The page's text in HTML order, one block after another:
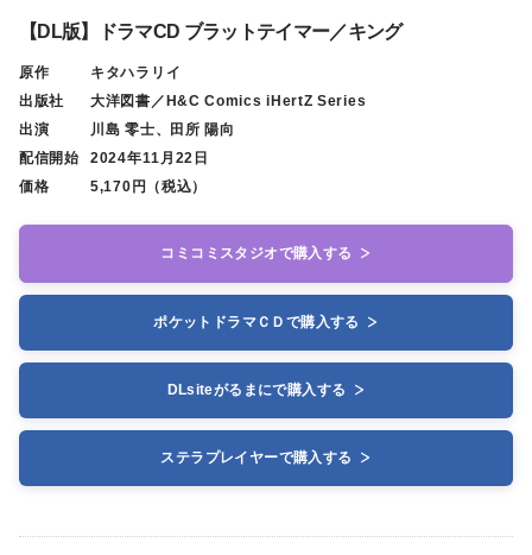
【DL版】ドラマCD ブラットテイマー／キング
原作
キタハラリイ
出版社
大洋図書／H&C Comics iHertZ Series
出演
川島 零士、田所 陽向
配信開始
2024年11月22日
価格
5,170円（税込）
コミコミスタジオで購入する
ポケットドラマＣＤで購入する
DLsiteがるまにで購入する
ステラプレイヤーで購入する